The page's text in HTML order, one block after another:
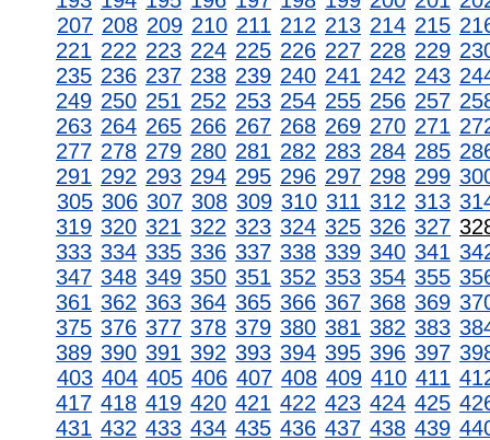
207 208 209 210 211 212 213 214 215
221 222 223 224 225 226 227 228 229
235 236 237 238 239 240 241 242 243
249 250 251 252 253 254 255 256 257
263 264 265 266 267 268 269 270 271
277 278 279 280 281 282 283 284 285
291 292 293 294 295 296 297 298 299
305 306 307 308 309 310 311 312 313
319 320 321 322 323 324 325 326 327
333 334 335 336 337 338 339 340 341
347 348 349 350 351 352 353 354 355
361 362 363 364 365 366 367 368 369
375 376 377 378 379 380 381 382 383
389 390 391 392 393 394 395 396 397
403 404 405 406 407 408 409 410 411
417 418 419 420 421 422 423 424 425
431 432 433 434 435 436 437 438 439